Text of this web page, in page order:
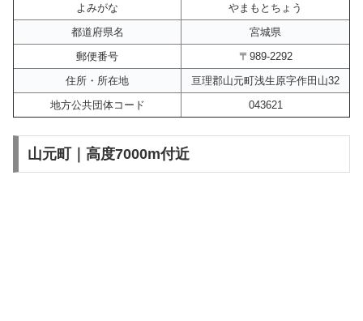
よみがな
やまもとちょう
都道府県名
宮城県
郵便番号
〒989-2292
住所・所在地
亘理郡山元町浅生原字作田山32
地方公共団体コード
043621
山元町｜高度7000m付近